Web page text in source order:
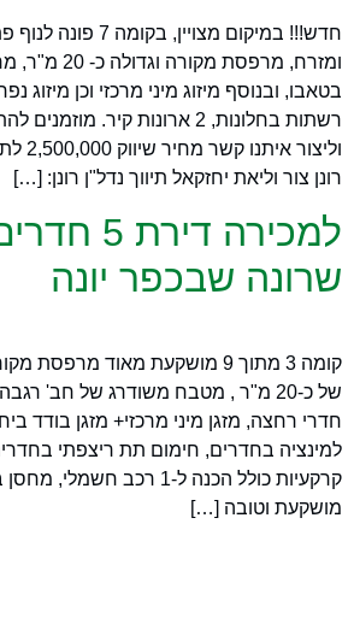
חדש!!! במיקום מצויין,
ומזרח, מרפסת
בטאבו, ובנוסף מיזוג מיני מרכזי וכן מיזוג
רשתות בחלונות, 2 ארונות קיר.
רונן צור וליאת יחזקאל תיווך נדל"ן רונן: […]
למכירה
שרונה שבכפר יונה
קומה 3 מתוך 9 מושקעת מאוד
חדרי רחצה, מזגן מיני מרכזי+ מזגן בודד
קרקעיות כולל הכנה ל-1 רכב
מושקעת וטובה […]